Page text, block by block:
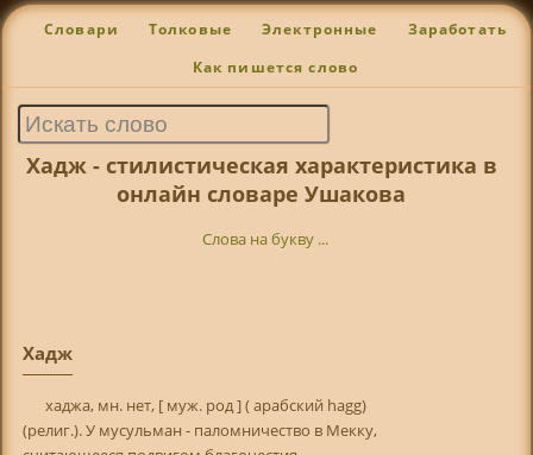
Словари Толковые Электронные Заработать
Как пишется слово
Хадж - стилистическая характеристика в
онлайн словаре Ушакова
Слова на букву ...
Хадж
хаджа, мн. нет, [ муж. род ] ( арабский hagg)
(религ.). У мусульман - паломничество в Мекку,